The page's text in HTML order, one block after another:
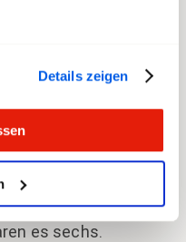
Details zeigen
Mitarbeitende
durch das
müssen rund 30
in vier Regionen
es sechs.